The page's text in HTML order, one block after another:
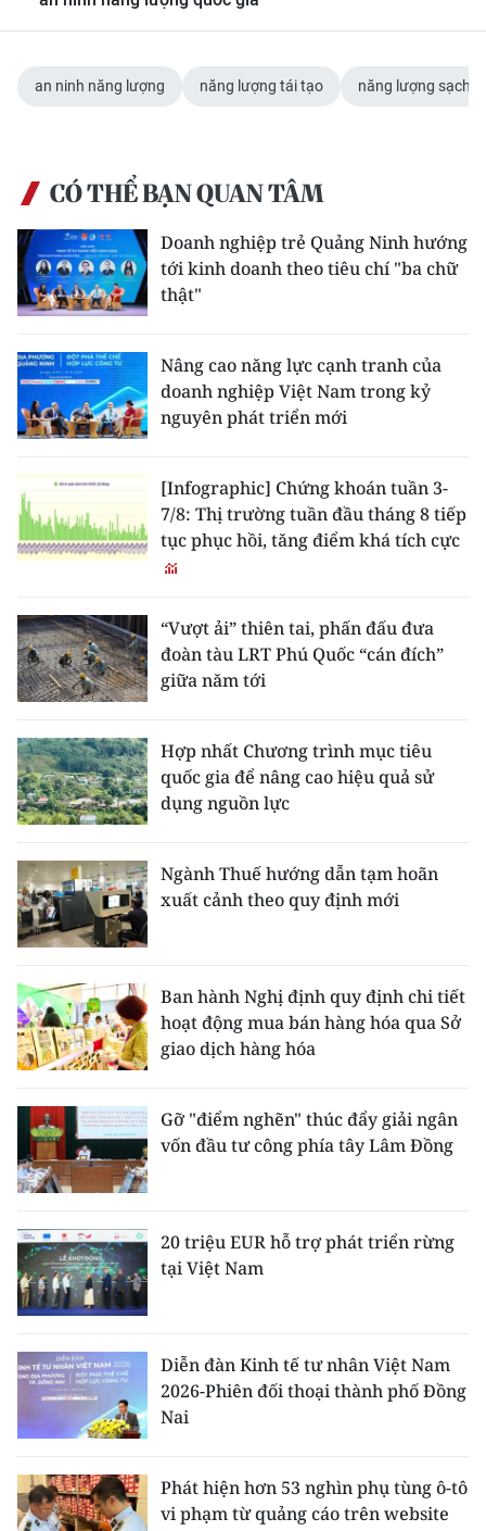
an ninh năng lượng năng lượng tái tạo năng lượng sạch
CÓ THỂ BẠN QUAN TÂM
Doanh nghiệp trẻ Quảng Ninh hướng
tới kinh doanh theo tiêu chí "ba chữ
thật"
Nâng cao năng lực cạnh tranh của
doanh nghiệp Việt Nam trong kỷ
nguyên phát triển mới
[Infographic] Chứng khoán tuần 3-
7/8: Thị trường tuần đầu tháng 8 tiếp
tục phục hồi, tăng điểm khá tích cực
“Vượt ải” thiên tai, phấn đấu đưa
đoàn tàu LRT Phú Quốc “cán đích”
giữa năm tới
Hợp nhất Chương trình mục tiêu
quốc gia để nâng cao hiệu quả sử
dụng nguồn lực
Ngành Thuế hướng dẫn tạm hoãn
xuất cảnh theo quy định mới
Ban hành Nghị định quy định chi tiết
hoạt động mua bán hàng hóa qua Sở
giao dịch hàng hóa
Gỡ "điểm nghẽn" thúc đẩy giải ngân
vốn đầu tư công phía tây Lâm Đồng
20 triệu EUR hỗ trợ phát triển rừng
tại Việt Nam
Diễn đàn Kinh tế tư nhân Việt Nam
2026-Phiên đối thoại thành phố Đồng
Nai
Phát hiện hơn 53 nghìn phụ tùng ô-tô
vi phạm từ quảng cáo trên website